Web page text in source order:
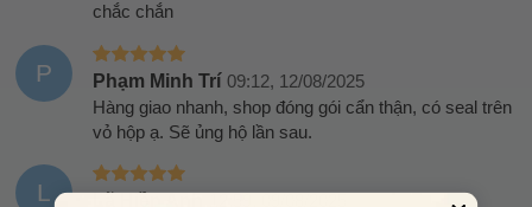
chắc chắn
P Phạm Minh Trí 09:12, 12/08/2025
Hàng giao nhanh, shop đóng gói cẩn thận, có seal trên
vỏ hộp ạ. Sẽ ủng hộ lần sau.
L